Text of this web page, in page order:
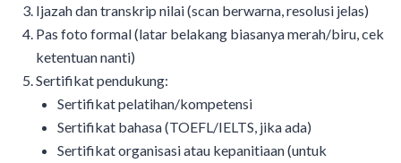
Ijazah dan transkrip nilai (scan berwarna, resolusi jelas)
Pas foto formal (latar belakang biasanya merah/biru, cek
ketentuan nanti)
Sertifikat pendukung:
Sertifikat pelatihan/kompetensi
Sertifikat bahasa (TOEFL/IELTS, jika ada)
Sertifikat organisasi atau kepanitiaan (untuk